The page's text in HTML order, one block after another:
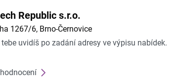
Republic s.r.o.
1267/6, Brno-Černovice
uvidíš po zadání adresy ve výpisu nabídek.